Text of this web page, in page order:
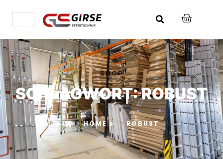
SHOP
SCHLAGWORT: ROBUST
HOME ROBUST